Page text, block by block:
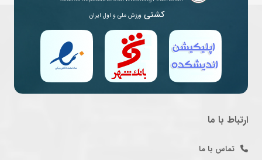
کشتی ورزش ملی و اول ایران
ارتباط با ما
تماس با ما